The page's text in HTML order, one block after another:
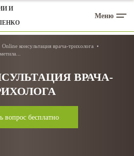
И
Меню
Online консультация врача-трихолога
ВРАЧА-
вопрос бесплатно